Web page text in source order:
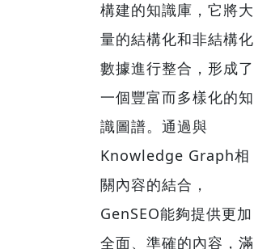
構建的知識庫，它將大
量的結構化和非結構化
數據進行整合，形成了
一個豐富而多樣化的知
識圖譜。通過與
Knowledge Graph相
關內容的結合，
GenSEO能夠提供更加
全面、準確的內容，滿